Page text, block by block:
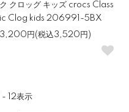
ク クロッグ キッズ crocs Class
ic Clog kids 206991-5BX
3,200円(税込3,520円)
1 - 12表示